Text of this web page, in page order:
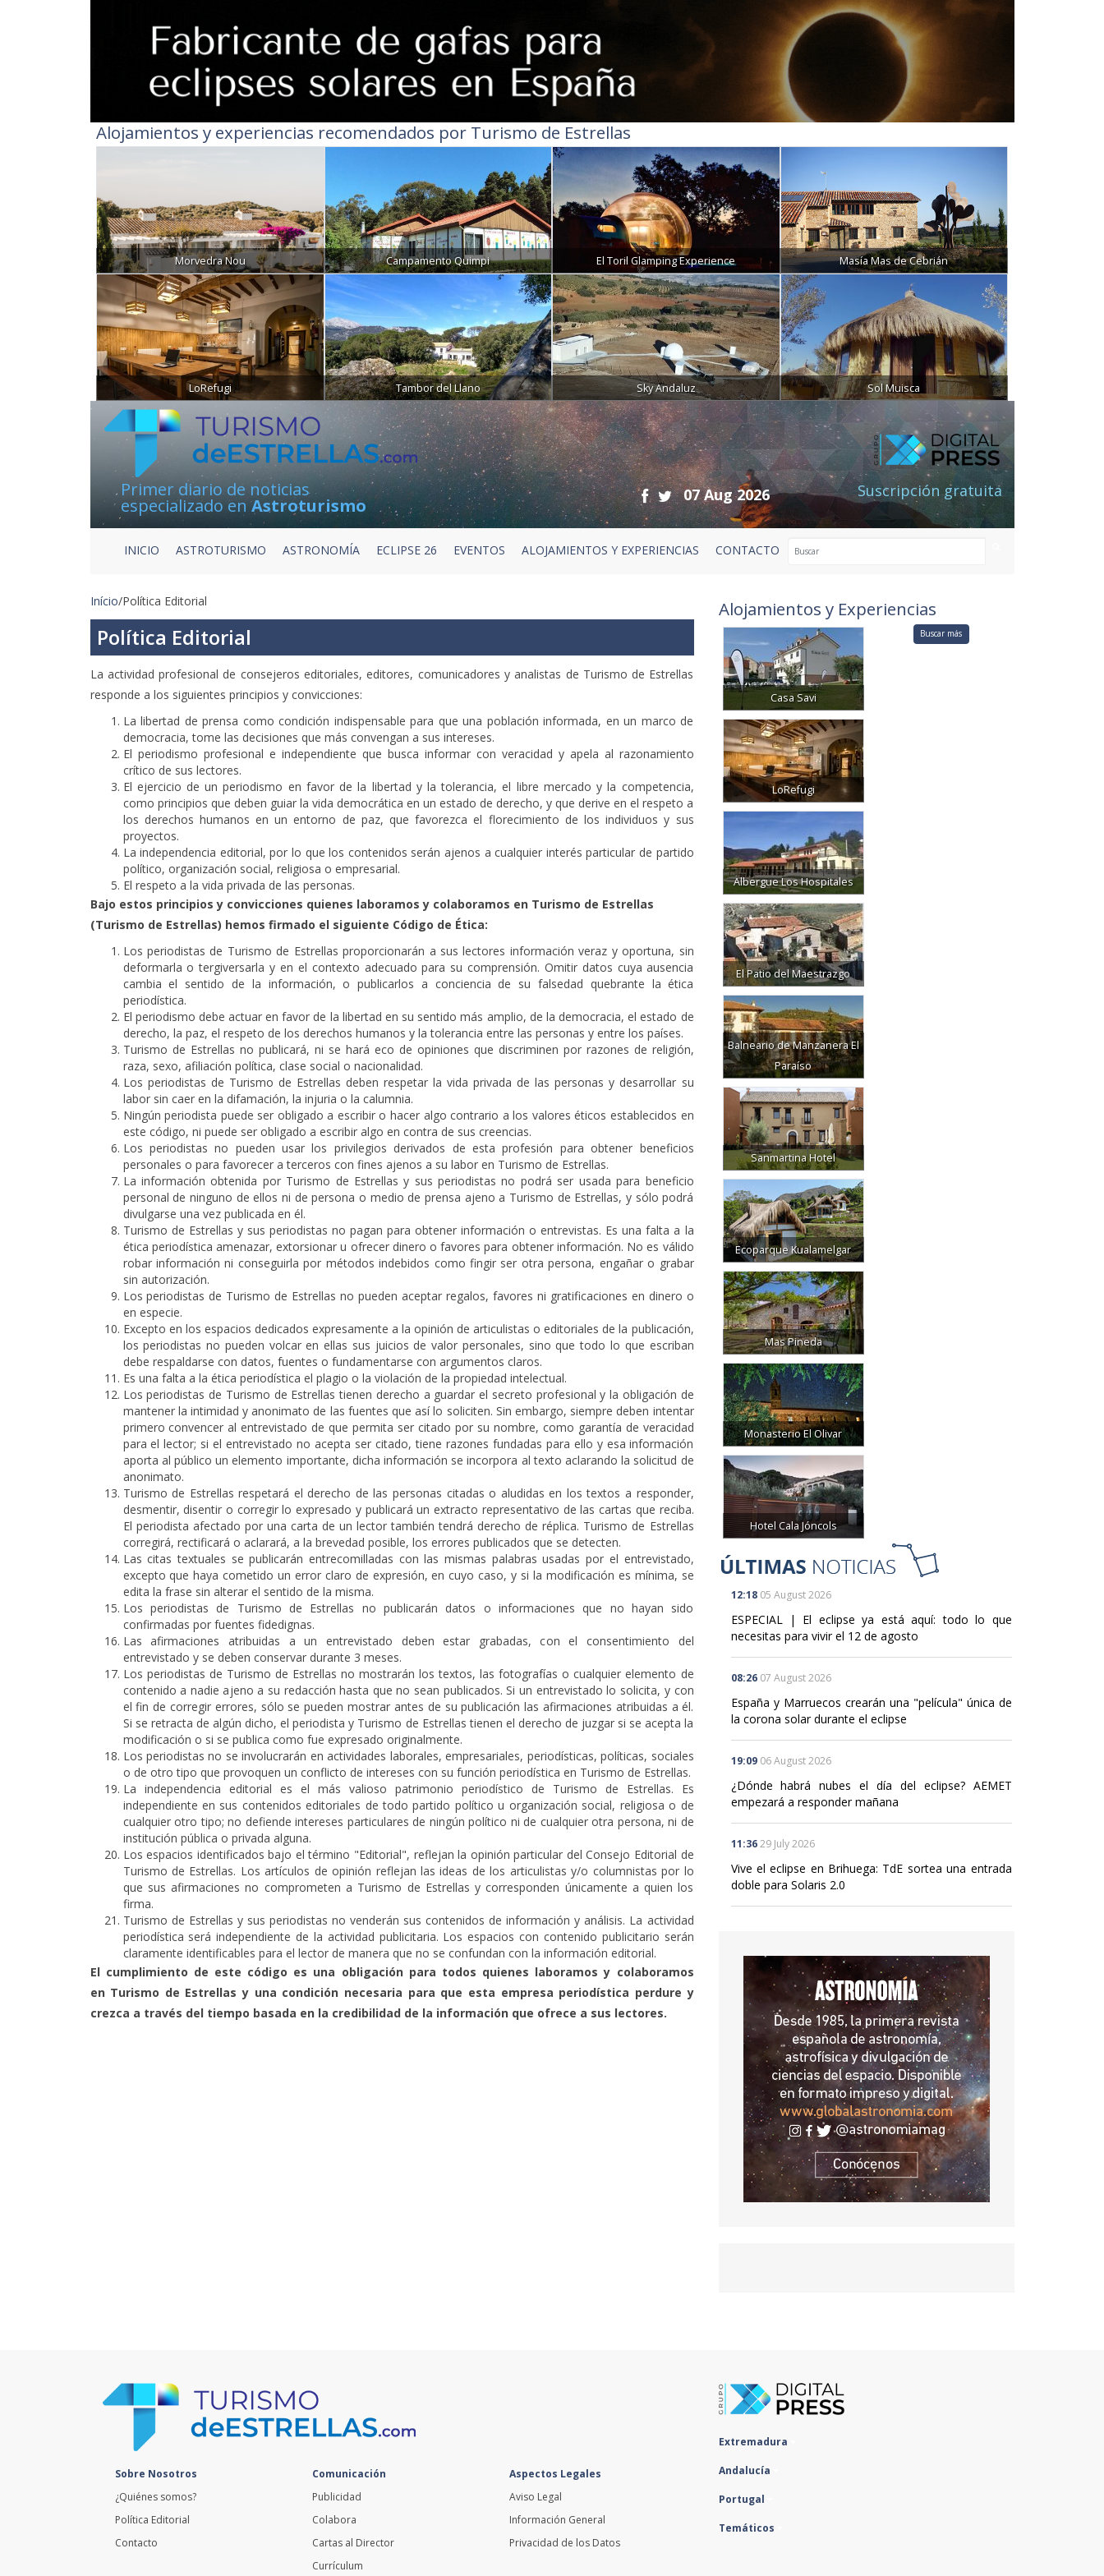
Alojamientos y experiencias recomendados por Turismo de Estrellas
Morvedra Nou Campamento Quimpi El Toril Glamping Experience Masía Mas de Cebrián
LoRefugi Tambor del Llano Sky Andaluz Sol Muisca
Primer diario de noticias
especializado enAstroturismo
07 Aug 2026 Suscripción gratuita
INICIO ASTROTURISMO ASTRONOMÍA ECLIPSE 26 EVENTOS ALOJAMIENTOS Y EXPERIENCIAS CONTACTO
Início/Política Editorial
Política Editorial
La actividad profesional de consejeros editoriales, editores, comunicadores y analistas de Turismo de Estrellas
responde a los siguientes principios y convicciones:
La libertad de prensa como condición indispensable para que una población informada, en un marco de
democracia, tome las decisiones que más convengan a sus intereses.
El periodismo profesional e independiente que busca informar con veracidad y apela al razonamiento
crítico de sus lectores.
El ejercicio de un periodismo en favor de la libertad y la tolerancia, el libre mercado y la competencia,
como principios que deben guiar la vida democrática en un estado de derecho, y que derive en el respeto a
los derechos humanos en un entorno de paz, que favorezca el florecimiento de los individuos y sus
proyectos.
La independencia editorial, por lo que los contenidos serán ajenos a cualquier interés particular de partido
político, organización social, religiosa o empresarial.
El respeto a la vida privada de las personas.
Bajo estos principios y convicciones quienes laboramos y colaboramos en Turismo de Estrellas
(Turismo de Estrellas) hemos firmado el siguiente Código de Ética:
Los periodistas de Turismo de Estrellas proporcionarán a sus lectores información veraz y oportuna, sin
deformarla o tergiversarla y en el contexto adecuado para su comprensión. Omitir datos cuya ausencia
cambia el sentido de la información, o publicarlos a conciencia de su falsedad quebrante la ética
periodística.
El periodismo debe actuar en favor de la libertad en su sentido más amplio, de la democracia, el estado de
derecho, la paz, el respeto de los derechos humanos y la tolerancia entre las personas y entre los países.
Turismo de Estrellas no publicará, ni se hará eco de opiniones que discriminen por razones de religión,
raza, sexo, afiliación política, clase social o nacionalidad.
Los periodistas de Turismo de Estrellas deben respetar la vida privada de las personas y desarrollar su
labor sin caer en la difamación, la injuria o la calumnia.
Ningún periodista puede ser obligado a escribir o hacer algo contrario a los valores éticos establecidos en
este código, ni puede ser obligado a escribir algo en contra de sus creencias.
Los periodistas no pueden usar los privilegios derivados de esta profesión para obtener beneficios
personales o para favorecer a terceros con fines ajenos a su labor en Turismo de Estrellas.
La información obtenida por Turismo de Estrellas y sus periodistas no podrá ser usada para beneficio
personal de ninguno de ellos ni de persona o medio de prensa ajeno a Turismo de Estrellas, y sólo podrá
divulgarse una vez publicada en él.
Turismo de Estrellas y sus periodistas no pagan para obtener información o entrevistas. Es una falta a la
ética periodística amenazar, extorsionar u ofrecer dinero o favores para obtener información. No es válido
robar información ni conseguirla por métodos indebidos como fingir ser otra persona, engañar o grabar
sin autorización.
Los periodistas de Turismo de Estrellas no pueden aceptar regalos, favores ni gratificaciones en dinero o
en especie.
Excepto en los espacios dedicados expresamente a la opinión de articulistas o editoriales de la publicación,
los periodistas no pueden volcar en ellas sus juicios de valor personales, sino que todo lo que escriban
debe respaldarse con datos, fuentes o fundamentarse con argumentos claros.
Es una falta a la ética periodística el plagio o la violación de la propiedad intelectual.
Los periodistas de Turismo de Estrellas tienen derecho a guardar el secreto profesional y la obligación de
mantener la intimidad y anonimato de las fuentes que así lo soliciten. Sin embargo, siempre deben intentar
primero convencer al entrevistado de que permita ser citado por su nombre, como garantía de veracidad
para el lector; si el entrevistado no acepta ser citado, tiene razones fundadas para ello y esa información
aporta al público un elemento importante, dicha información se incorpora al texto aclarando la solicitud de
anonimato.
Turismo de Estrellas respetará el derecho de las personas citadas o aludidas en los textos a responder,
desmentir, disentir o corregir lo expresado y publicará un extracto representativo de las cartas que reciba.
El periodista afectado por una carta de un lector también tendrá derecho de réplica. Turismo de Estrellas
corregirá, rectificará o aclarará, a la brevedad posible, los errores publicados que se detecten.
Las citas textuales se publicarán entrecomilladas con las mismas palabras usadas por el entrevistado,
excepto que haya cometido un error claro de expresión, en cuyo caso, y si la modificación es mínima, se
edita la frase sin alterar el sentido de la misma.
Los periodistas de Turismo de Estrellas no publicarán datos o informaciones que no hayan sido
confirmadas por fuentes fidedignas.
Las afirmaciones atribuidas a un entrevistado deben estar grabadas, con el consentimiento del
entrevistado y se deben conservar durante 3 meses.
Los periodistas de Turismo de Estrellas no mostrarán los textos, las fotografías o cualquier elemento de
contenido a nadie ajeno a su redacción hasta que no sean publicados. Si un entrevistado lo solicita, y con
el fin de corregir errores, sólo se pueden mostrar antes de su publicación las afirmaciones atribuidas a él.
Si se retracta de algún dicho, el periodista y Turismo de Estrellas tienen el derecho de juzgar si se acepta la
modificación o si se publica como fue expresado originalmente.
Los periodistas no se involucrarán en actividades laborales, empresariales, periodísticas, políticas, sociales
o de otro tipo que provoquen un conflicto de intereses con su función periodística en Turismo de Estrellas.
La independencia editorial es el más valioso patrimonio periodístico de Turismo de Estrellas. Es
independiente en sus contenidos editoriales de todo partido político u organización social, religiosa o de
cualquier otro tipo; no defiende intereses particulares de ningún político ni de cualquier otra persona, ni de
institución pública o privada alguna.
Los espacios identificados bajo el término "Editorial", reflejan la opinión particular del Consejo Editorial de
Turismo de Estrellas. Los artículos de opinión reflejan las ideas de los articulistas y/o columnistas por lo
que sus afirmaciones no comprometen a Turismo de Estrellas y corresponden únicamente a quien los
firma.
Turismo de Estrellas y sus periodistas no venderán sus contenidos de información y análisis. La actividad
periodística será independiente de la actividad publicitaria. Los espacios con contenido publicitario serán
claramente identificables para el lector de manera que no se confundan con la información editorial.
El cumplimiento de este código es una obligación para todos quienes laboramos y colaboramos
en Turismo de Estrellas y una condición necesaria para que esta empresa periodística perdure y
crezca a través del tiempo basada en la credibilidad de la información que ofrece a sus lectores.
Alojamientos y Experiencias
Casa Savi
LoRefugi
Albergue Los Hospitales
El Patio del Maestrazgo
Balneario de Manzanera El
Paraíso
Sanmartina Hotel
Ecoparque Kualamelgar
Mas Pineda
Monasterio El Olivar
Hotel Cala Jóncols
Buscar más
12:18 05 August 2026
ESPECIAL | El eclipse ya está aquí: todo lo que
necesitas para vivir el 12 de agosto
08:26 07 August 2026
España y Marruecos crearán una "película" única de
la corona solar durante el eclipse
19:09 06 August 2026
¿Dónde habrá nubes el día del eclipse? AEMET
empezará a responder mañana
11:36 29 July 2026
Vive el eclipse en Brihuega: TdE sortea una entrada
doble para Solaris 2.0
Sobre Nosotros
¿Quiénes somos?
Política Editorial
Contacto
Comunicación
Publicidad
Colabora
Cartas al Director
Currículum
Aspectos Legales
Aviso Legal
Información General
Privacidad de los Datos
Extremadura
Andalucía
Portugal
Temáticos